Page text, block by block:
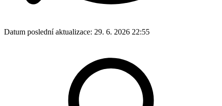
Datum poslední aktualizace: 29. 6. 2026 22:55